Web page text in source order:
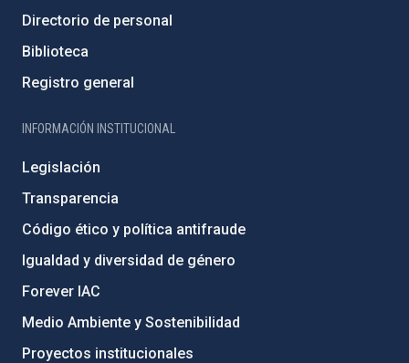
Directorio de personal
Biblioteca
Registro general
INFORMACIÓN INSTITUCIONAL
Legislación
Transparencia
Código ético y política antifraude
Igualdad y diversidad de género
Forever IAC
Medio Ambiente y Sostenibilidad
Proyectos institucionales